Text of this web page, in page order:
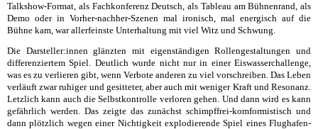
Talkshow-Format, als Fachkonferenz Deutsch, als Tableau am Bühnenrand, als
Demo oder in Vorher-nachher-Szenen mal ironisch, mal energisch auf die
Bühne kam, war allerfeinste Unterhaltung mit viel Witz und Schwung.
Die Darsteller:innen glänzten mit eigenständigen Rollengestaltungen und
differenziertem Spiel. Deutlich wurde nicht nur in einer Eiswasserchallenge,
was es zu verlieren gibt, wenn Verbote anderen zu viel vorschreiben. Das Leben
verläuft zwar ruhiger und gesitteter, aber auch mit weniger Kraft und Resonanz.
Letzlich kann auch die Selbstkontrolle verloren gehen. Und dann wird es kann
gefährlich werden. Das zeigte das zunächst schimpffrei-komformistisch und
dann plötzlich wegen einer Nichtigkeit explodierende Spiel eines Flughafen-